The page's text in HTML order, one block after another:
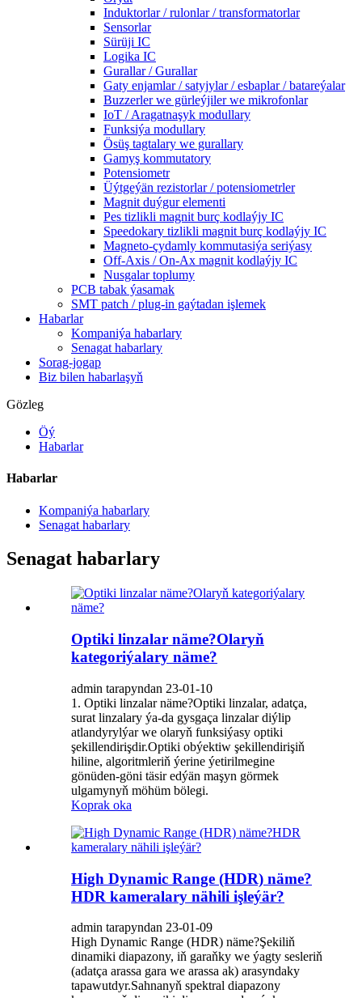
Induktorlar / rulonlar / transformatorlar
Sensorlar
Sürüji IC
Logika IC
Gurallar / Gurallar
Gaty enjamlar / satyjylar / esbaplar / batareýalar
Buzzerler we gürleýjiler we mikrofonlar
IoT / Aragatnaşyk modullary
Funksiýa modullary
Ösüş tagtalary we gurallary
Gamyş kommutatory
Potensiometr
Üýtgeýän rezistorlar / potensiometrler
Magnit duýgur elementi
Pes tizlikli magnit burç kodlaýjy IC
Speedokary tizlikli magnit burç kodlaýjy IC
Magneto-çydamly kommutasiýa seriýasy
Off-Axis / On-Ax magnit kodlaýjy IC
Nusgalar toplumy
PCB tabak ýasamak
SMT patch / plug-in gaýtadan işlemek
Habarlar
Kompaniýa habarlary
Senagat habarlary
Sorag-jogap
Biz bilen habarlaşyň
Gözleg
Öý
Habarlar
Habarlar
Kompaniýa habarlary
Senagat habarlary
Senagat habarlary
Optiki linzalar näme?Olaryň
kategoriýalary näme?
admin tarapyndan 23-01-10
1. Optiki linzalar näme?Optiki linzalar, adatça,
surat linzalary ýa-da gysgaça linzalar diýlip
atlandyrylýar we olaryň funksiýasy optiki
şekillendirişdir.Optiki obýektiw şekillendirişiň
hiline, algoritmleriň ýerine ýetirilmegine
gönüden-göni täsir edýän maşyn görmek
ulgamynyň möhüm bölegi.
Koprak oka
High Dynamic Range (HDR) näme?
HDR kameralary nähili işleýär?
admin tarapyndan 23-01-09
High Dynamic Range (HDR) näme?Şekiliň
dinamiki diapazony, iň garaňky we ýagty sesleriň
(adatça arassa gara we arassa ak) arasyndaky
tapawutdyr.Sahnanyň spektral diapazony